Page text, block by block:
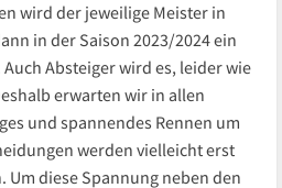
wird der jeweilige Meister in
in der Saison 2023/2024 ein
Absteiger wird es, leider wie
erwarten wir in allen
und spannendes Rennen um
werden vielleicht erst
Um diese Spannung neben den